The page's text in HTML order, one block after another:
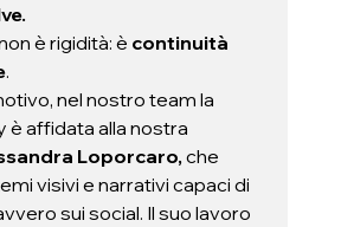
è rigidità: è continuità
.
nel nostro team la
è affidata alla nostra
Loporcaro, che
visivi e narrativi capaci di
sui social. Il suo lavoro